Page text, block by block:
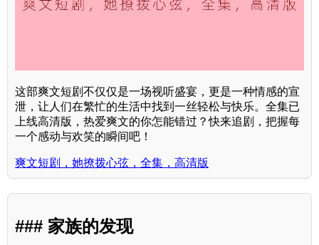
这部爽文短剧不仅仅是一场视听盛宴，更是一种情感的宣
泄，让人们在繁忙的生活中找到一丝轻松与快乐。全集已
上线高清版，热爱爽文的你怎能错过？快来追剧，把握每
一个感动与欢笑的瞬间吧！
爽文短剧，她撩拨心弦，全集，高清版
### 家族的发现